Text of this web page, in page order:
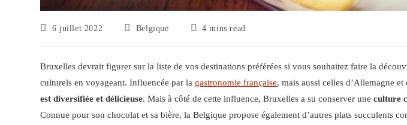
6 juillet 2022 Belgique 4 mins read
Bruxelles devrait figurer sur la liste de vos destinations préférées si vous souhaitez faire la
culturels en voyageant. Influencée par la gastronomie française, mais aussi celles d’Allemagne
est diversifiée et délicieuse. Mais à côté de cette influence, Bruxelles a su conserver uneculture
Connue pour son chocolat et sa bière, la Belgique propose également d’autres plats succulents